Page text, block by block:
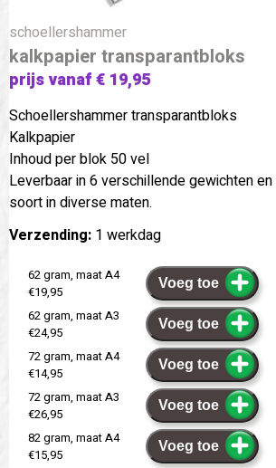
schoellershammer
kalkpapier transparantbloks
prijs vanaf € 19,95
Schoellershammer transparantbloks
Kalkpapier
Inhoud per blok 50 vel
Leverbaar in 6 verschillende gewichten
soort in diverse maten.
Verzending: 1 werkdag
62 gram, maat A4
€19,95
Voeg toe
62 gram, maat A3
€24,95
Voeg toe
72 gram, maat A4
€14,95
Voeg toe
72 gram, maat A3
€26,95
Voeg toe
82 gram, maat A4
€15,95
Voeg toe